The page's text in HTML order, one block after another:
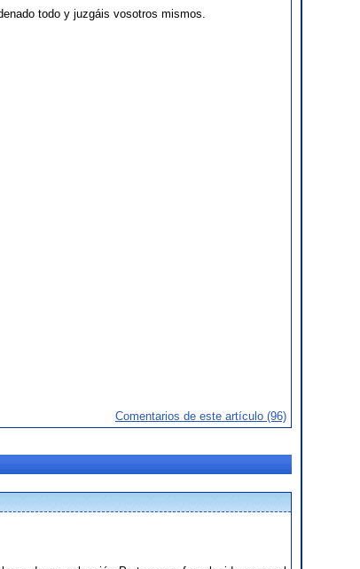
todo y juzgáis vosotros mismos.
Comentarios de este artículo (96)